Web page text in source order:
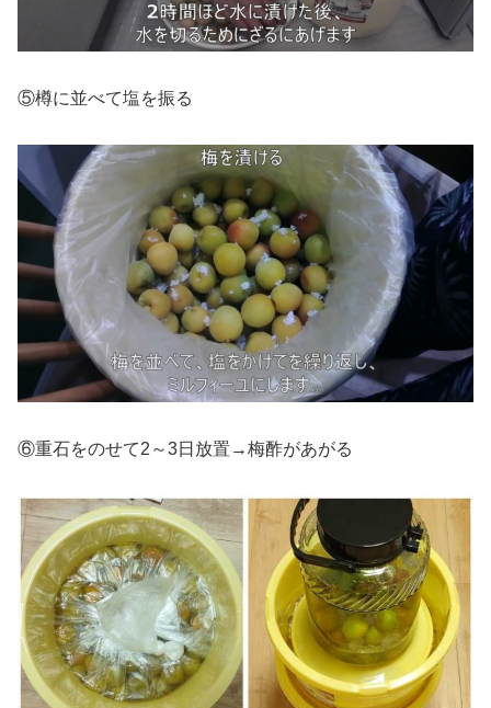
⑤樽に並べて塩を振る
⑥重石をのせて2～3日放置→梅酢があがる